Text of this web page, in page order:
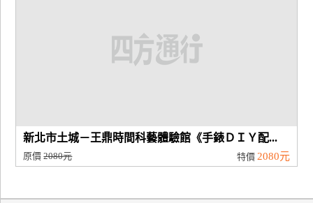
新北市土城－王鼎時間科藝體驗館《手錶ＤＩＹ配...
原價2080元 特價 2080元